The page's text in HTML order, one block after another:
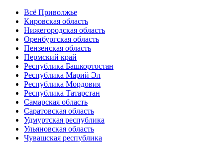
Всё Приволжье
Кировская область
Нижегородская область
Оренбургская область
Пензенская область
Пермский край
Республика Башкортостан
Республика Марий Эл
Республика Мордовия
Республика Татарстан
Самарская область
Саратовская область
Удмуртская республика
Ульяновская область
Чувашская республика